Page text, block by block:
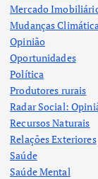
Mercado
Mudanças
Opinião
Oportunidades
Política
Produtores rurais
Radar Social:
Recursos Naturais
Relações Exteriores
Saúde
Saúde Mental